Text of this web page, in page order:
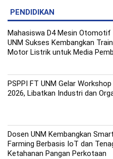
PENDIDIKAN
Mahasiswa D4 Mesin Otomotif
UNM Sukses Kembangkan
Motor Listrik untuk Media
PSPPI FT UNM Gelar
2026, Libatkan Industri dan
Dosen UNM Kembangkan
Farming Berbasis IoT dan
Ketahanan Pangan Perkotaan